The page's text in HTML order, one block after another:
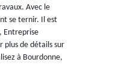
Avec le
se ternir. Il est
Entreprise
plus de détails sur
à Bourdonne,